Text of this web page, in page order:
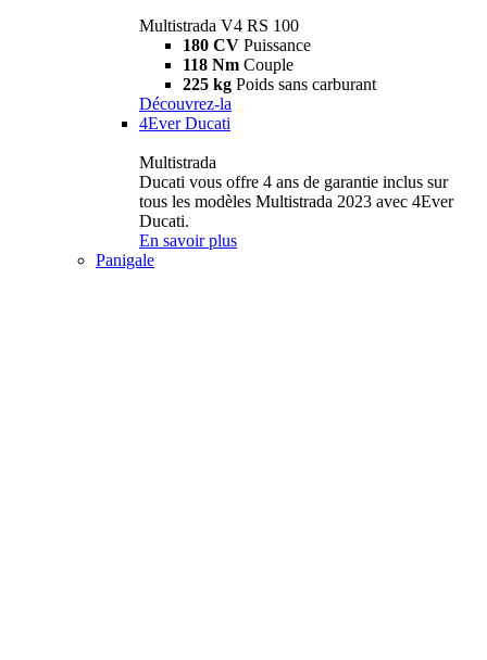
Multistrada V4 RS 100
180 CV Puissance
118 Nm Couple
225 kg Poids sans carburant
Découvrez-la
4Ever Ducati
Multistrada
Ducati vous offre 4 ans de garantie inclus sur
tous les modèles Multistrada 2023 avec 4Ever
Ducati.
En savoir plus
Panigale